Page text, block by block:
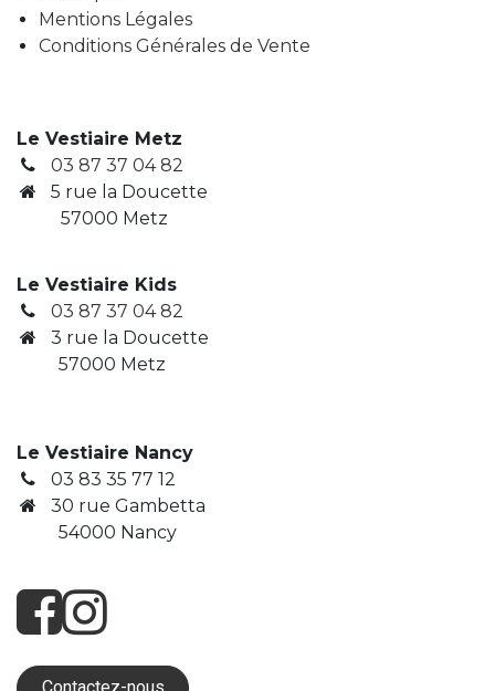
Mentions Légales
Conditions Générales de Vente
Le Vestiaire Metz
03 87 37 04 82
5 rue la Doucette
57000 Metz
Le Vestiaire Kids
03 87 37 04 82
3 rue la Doucette
​ 57000 Metz
Le Vestiaire Nancy
03 83 35 77 12
30 rue Gambetta
​ 54000 Nancy